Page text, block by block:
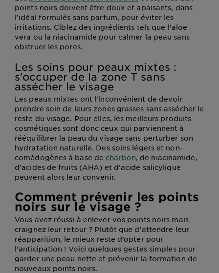
points noirs doivent être doux et apaisants, dans
l’idéal formulés sans parfum, pour éviter les
irritations. Ciblez des ingrédients tels que l’aloe
vera ou la niacinamide pour calmer la peau sans
obstruer les pores.
Les soins pour peaux mixtes :
s’occuper de la zone T sans
assécher le visage
Les peaux mixtes ont l’inconvénient de devoir
prendre soin de leurs zones grasses sans assécher le
reste du visage. Pour elles, les meilleurs produits
cosmétiques sont donc ceux qui parviennent à
rééquilibrer la peau du visage sans perturber son
hydratation naturelle. Des soins légers et non-
comédogènes à base de charbon, de niacinamide,
d’acides de fruits (AHA) et d’acide salicylique
peuvent alors leur convenir.
Comment prévenir les points
noirs sur le visage ?
Vous avez réussi à enlever vos points noirs mais
craignez leur retour ? Plutôt que d’attendre leur
réapparition, le mieux reste d’opter pour
l’anticipation ! Voici quelques gestes simples pour
garder une peau nette et prévenir la formation de
nouveaux points noirs.